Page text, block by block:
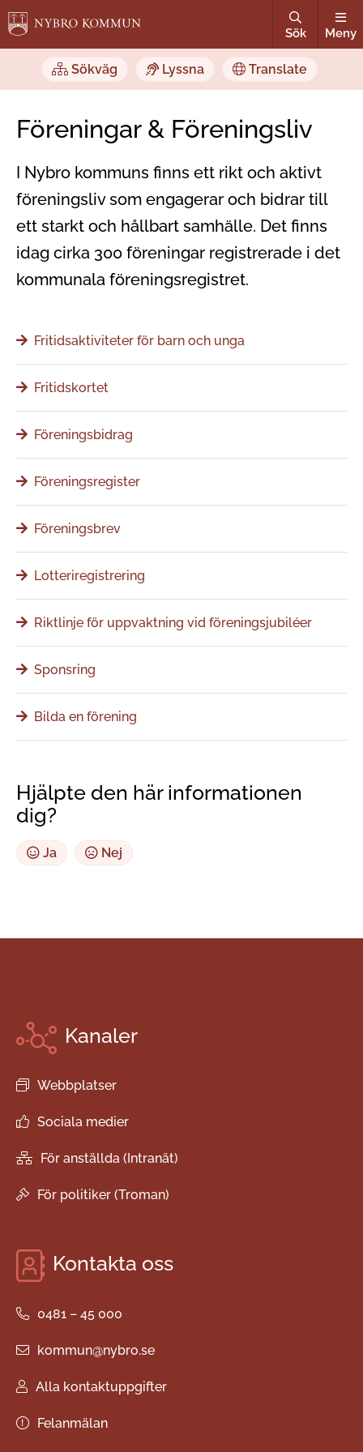
Sök Meny
Sökväg Lyssna Translate
Föreningar & Föreningsliv
I Nybro kommuns finns ett rikt och aktivt
föreningsliv som engagerar och bidrar till
ett starkt och hållbart samhälle. Det finns
idag cirka 300 föreningar registrerade i det
kommunala föreningsregistret.
Fritidsaktiviteter för barn och unga
Fritidskortet
Föreningsbidrag
Föreningsregister
Föreningsbrev
Lotteriregistrering
Riktlinje för uppvaktning vid föreningsjubiléer
Sponsring
Bilda en förening
Hjälpte den här informationen
dig?
Ja Nej
Kanaler
Webbplatser
Sociala medier
För anställda (Intranät)
För politiker (Troman)
Kontakta oss
0481 – 45 000
kommun@nybro.se
Alla kontaktuppgifter
Felanmälan